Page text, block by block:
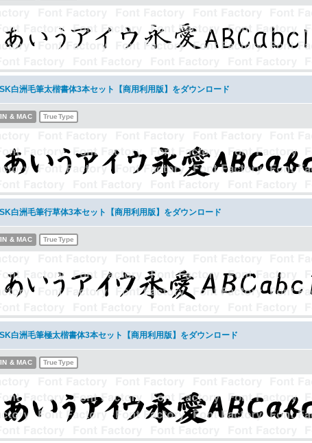
白洲毛筆太楷書体3本セット【商用利用版】をダウンロード
& MAC TrueType
白洲毛筆行草体3本セット【商用利用版】をダウンロード
& MAC TrueType
白洲毛筆極太楷書体3本セット【商用利用版】をダウンロード
& MAC TrueType